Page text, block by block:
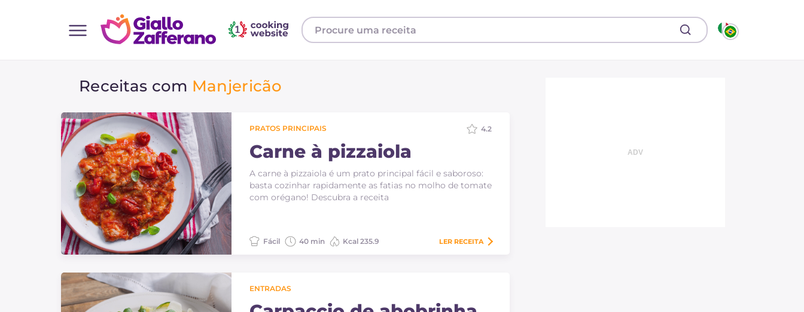
Todas as receitas
Pratos principais
Bebidas e refrescos
Sobremesas
Acompanhamentos
Pizzas e focaccia
Bolos e panificacao
Receitas com Manjericão
PRATOS PRINCIPAIS
Carne à pizzaiola
A carne à pizzaiola é um prato principal fácil e saboroso:
basta cozinhar rapidamente as fatias no molho de tomate
com orégano! Descubra a receita
4.2
Fácil 40 min Kcal 235.9 LER RECEITA
ENTRADAS